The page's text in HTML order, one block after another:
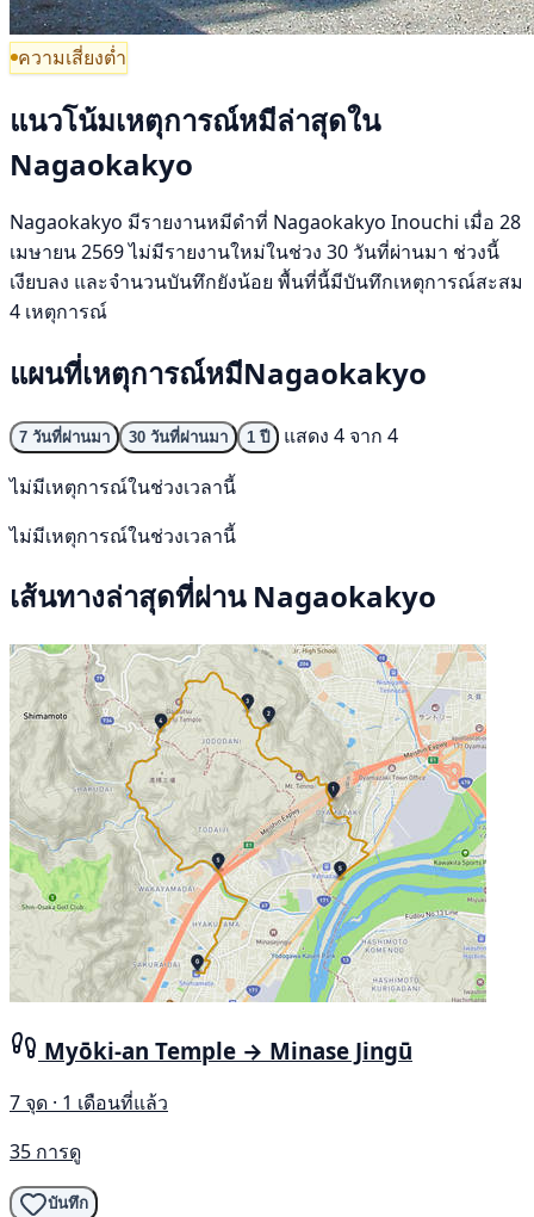
ความเสี่ยงต่ำ
แนวโน้มเหตุการณ์หมีล่าสุดใน
Nagaokakyo
Nagaokakyo มีรายงานหมีดำที่ Nagaokakyo Inouchi เมื่อ 28
เมษายน 2569 ไม่มีรายงานใหม่ในช่วง 30 วันที่ผ่านมา ช่วงนี้
เงียบลง และจำนวนบันทึกยังน้อย พื้นที่นี้มีบันทึกเหตุการณ์สะสม
4 เหตุการณ์
แผนที่เหตุการณ์หมีNagaokakyo
7 วันที่ผ่านมา 30 วันที่ผ่านมา 1 ปี
แสดง 4 จาก 4
ไม่มีเหตุการณ์ในช่วงเวลานี้
ไม่มีเหตุการณ์ในช่วงเวลานี้
เส้นทางล่าสุดที่ผ่าน Nagaokakyo
Myōki-an Temple → Minase Jingū
7 จุด · 1 เดือนที่แล้ว
35 การดู
บันทึก